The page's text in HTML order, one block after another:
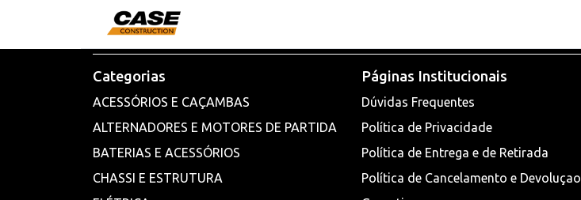
Categorias
ACESSÓRIOS E CAÇAMBAS
ALTERNADORES E MOTORES DE PARTIDA
BATERIAS E ACESSÓRIOS
CHASSI E ESTRUTURA
Páginas Institucionais
Dúvidas Frequentes
Política de Privacidade
Política de Entrega e de Retirada
Política de Cancelamento e Devoluçao